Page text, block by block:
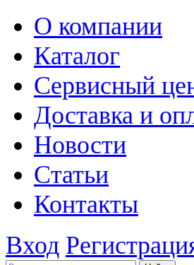
О компании
Каталог
Сервисный
Доставка и
Новости
Статьи
Контакты
Вход